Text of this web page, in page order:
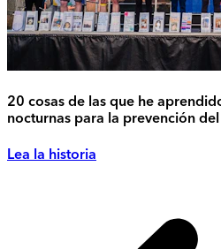
20 cosas de las que he
nocturnas para la prevención
Lea la historia